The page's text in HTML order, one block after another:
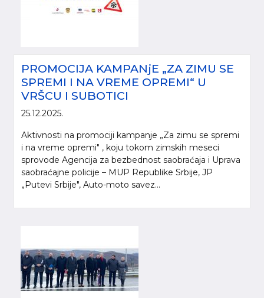
PROMOCIJA KAMPANjE „ZA ZIMU SE
SPREMI I NA VREME OPREMI“ U
VRŠCU I SUBOTICI
25.12.2025.
Aktivnosti na promociji kampanje „Za zimu se spremi
i na vreme opremi" , koju tokom zimskih meseci
sprovode Agencija za bezbednost saobraćaja i Uprava
saobraćajne policije – MUP Republike Srbije, JP
„Putevi Srbije", Auto-moto savez...